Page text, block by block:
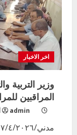
اخر الاخبار
وزير التربية
المراقبين
admin